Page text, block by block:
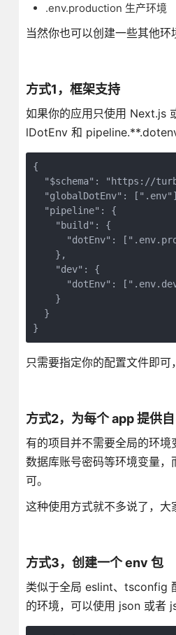
.env.production 生产环境
当然你也可以创建一些其他
方式1，框架支持
如果你的应用只使用 Next.js
lDotEnv 和
{
"$schema": "https://
"globalDotEnv":
  "pipeline": {
    "build": {
"dotEnv":
    },
    "dev": {
"dotEnv":
    }
  }
}
只需要指定你的配置文件即可
方式2，为每个 app 提供
有的项目并不需要全局的环
数据库账号密码等环境变量
可。
这种使用方式就不多说了，大
方式3，创建一个 env 包
类似于全局 eslint、tsconfig
的环境，可以使用 json 或者 js